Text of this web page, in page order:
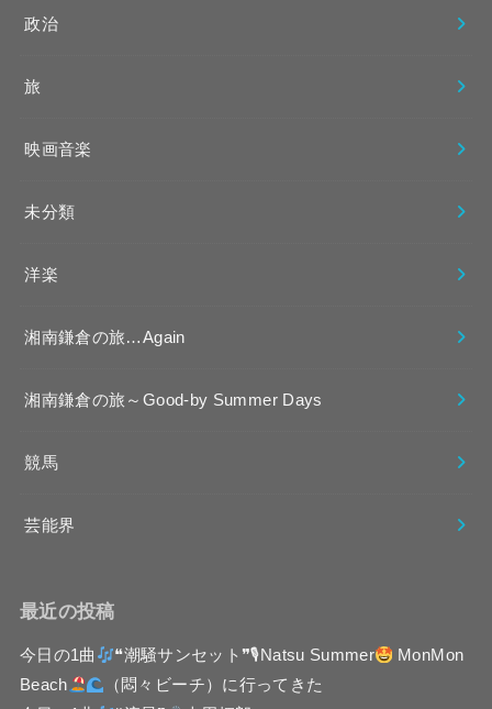
政治
旅
映画音楽
未分類
洋楽
湘南鎌倉の旅…Again
湘南鎌倉の旅～Good-by Summer Days
競馬
芸能界
最近の投稿
今日の1曲 ❝潮騒サンセット❞🎙Natsu Summer
MonMon
Beach
（悶々ビーチ）に行ってきた